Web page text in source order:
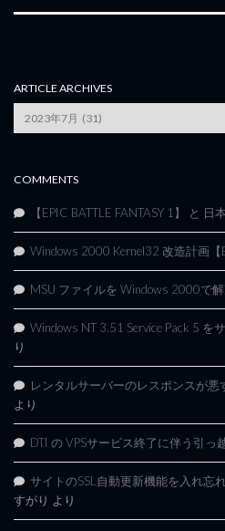
ARTICLE ARCHIVES
Archives
COMMENTS
【EPIC BATTLE FANTASY 1】 と 日
Windows 2000 Kernel32 改造計画【
MSU ファイルを Windows 2000で
Windows NT 3.51 Service Pack 5 を
り
レンタルサーバーのレスポンスが悪
より
DTI の VPSサービス終了に伴う引っ
サイトのSSL自動更新機能を入れ忘
すがり より